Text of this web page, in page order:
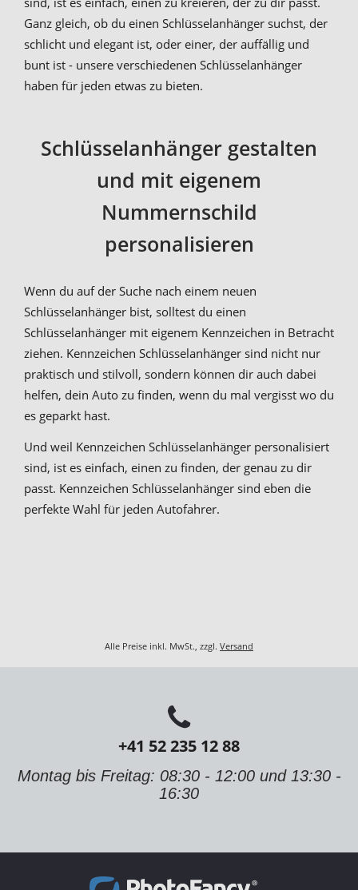
Ganz gleich, ob du einen Schlüsselanhänger suchst, der
schlicht und elegant ist, oder einer, der auffällig und
bunt ist - unsere verschiedenen Schlüsselanhänger
haben für jeden etwas zu bieten.
Schlüsselanhänger gestalten
und mit eigenem
Nummernschild
personalisieren
Wenn du auf der Suche nach einem neuen
Schlüsselanhänger bist, solltest du einen
Schlüsselanhänger mit eigenem Kennzeichen in Betracht
ziehen. Kennzeichen Schlüsselanhänger sind nicht nur
praktisch und stilvoll, sondern können dir auch dabei
helfen, dein Auto zu finden, wenn du mal vergisst wo du
es geparkt hast.
Und weil Kennzeichen Schlüsselanhänger personalisiert
sind, ist es einfach, einen zu finden, der genau zu dir
passt. Kennzeichen Schlüsselanhänger sind eben die
perfekte Wahl für jeden Autofahrer.
Alle Preise inkl. MwSt., zzgl. Versand
+41 52 235 12 88
Montag bis Freitag: 08:30 - 12:00 und 13:30 -
16:30